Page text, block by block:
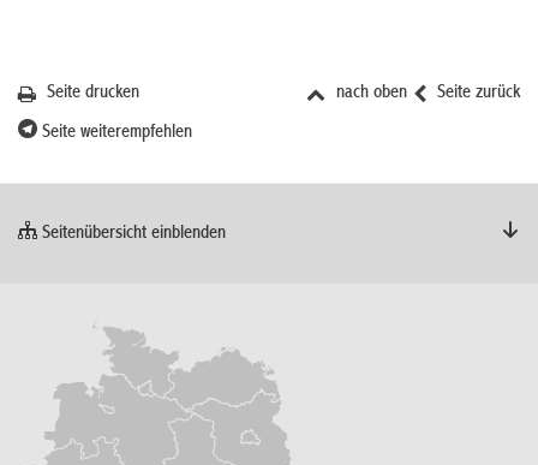
Seite zurück
nach oben
Seite drucken
Seite weiterempfehlen
Seitenübersicht einblenden